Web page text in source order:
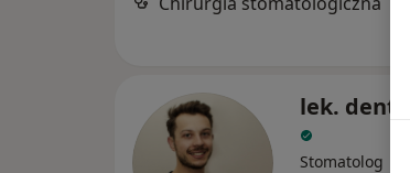
lek. dent.
Stomatolog